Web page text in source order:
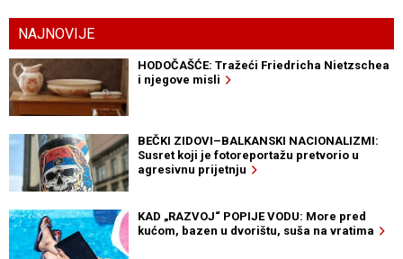
NAJNOVIJE
HODOČAŠĆE: Tražeći Friedricha Nietzschea
i njegove misli
BEČKI ZIDOVI–BALKANSKI NACIONALIZMI:
Susret koji je fotoreportažu pretvorio u
agresivnu prijetnju
KAD „RAZVOJ“ POPIJE VODU: More pred
kućom, bazen u dvorištu, suša na vratima